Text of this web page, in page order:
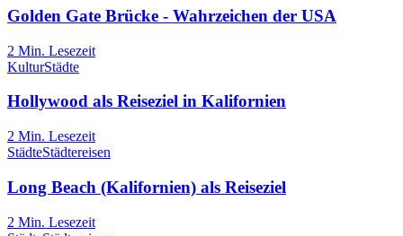
Golden Gate Brücke - Wahrzeichen der USA
2 Min. Lesezeit
KulturStädte
Hollywood als Reiseziel in Kalifornien
2 Min. Lesezeit
StädteStädtereisen
Long Beach (Kalifornien) als Reiseziel
2 Min. Lesezeit